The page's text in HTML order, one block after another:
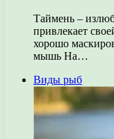
Таймень –
привлекает
хорошо
мышь На…
Виды рыб